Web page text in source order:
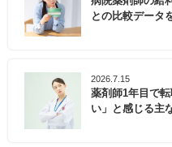
との比較データ
2026.7.15
薬剤師1年目で
い」と感じる主